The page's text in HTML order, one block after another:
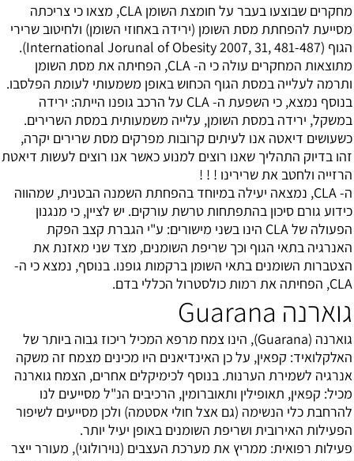
מחקרים שבוצעו בעבר על חומצת השומן CLA, מצאו כי צריכתה
מסייעת להפחתת מסת השומן (ירידה באחוזי השומן) ולחיטוב שרירי
הגוף (International Jorunal of Obesity 2007, 31, 481-487).
מתוצאות המחקרים עולה כי ה- CLA, הפחיתה את מסת השומן
ותרמה לעלייה במסת הגוף הכחוש באופן משמעותי לעומת הפלסבו.
בנוסף נמצא, כי השפעת ה- CLA על הרכב גופנו הייתה: ירידה
במשקל, ירידה במסת השומן, עלייה משמעותית במסת השרירים.
כשעושים דיאטה אנו לעיתים קרובות מפרקים מסת שרירים יקרה,
זהו בדיוק התהליך שאנו רוצים למנוע כאשר אנו רוצים לעשות דיאטת
הרזייה ולחטב את שרירינו ! ! !
ה- CLA, נמצאה יעילה במיוחד בהפחתת השמנה הבטנית, שמהווה
כידוע גורם סיכון בהתפתחות טרשת עורקים. יש לציין, כי מנגנון
הפעולה של CLA הינו בשני מישורים: ע"י הגברת קצב הפקת
האנרגיה בתאי הגוף וכך שריפת השומנים, מצד שני מאזנת את
הצטברות השומנים בתאי השומן ברקמות גופנו. בנוסף, נמצא כי ה-
CLA, הפחיתה את רמות כולסטרול הכללי בדם.
גוארנה Guarana
גוארנה (Guarana), הינו צמח מרפא המכיל ריכוז גבוה ביותר של
האלקלואיד: קפאין, על כן האינדיאנים היו מכינים מצמח זה משקה
אנרגיה לשמירת הערנות. בנוסף לכימיקלים אחרים, הצמח גוארנה
מכיל: קפאין, תאופילין ותאוברומין, הרכיבים הנ"ל מסייעים לנו
להרחבת כלי הנשימה (גם אצל חולי אסטמה) ולכן מסייעים לשיפור
הפעילות האירובית ושריפת השומנים באופן יעיל יותר.
פעילות רפואית: ממריץ את מערכת העצבים (נוירולוגי), מעורר ייצר